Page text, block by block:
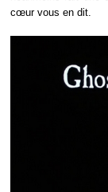
cœur vous en dit.